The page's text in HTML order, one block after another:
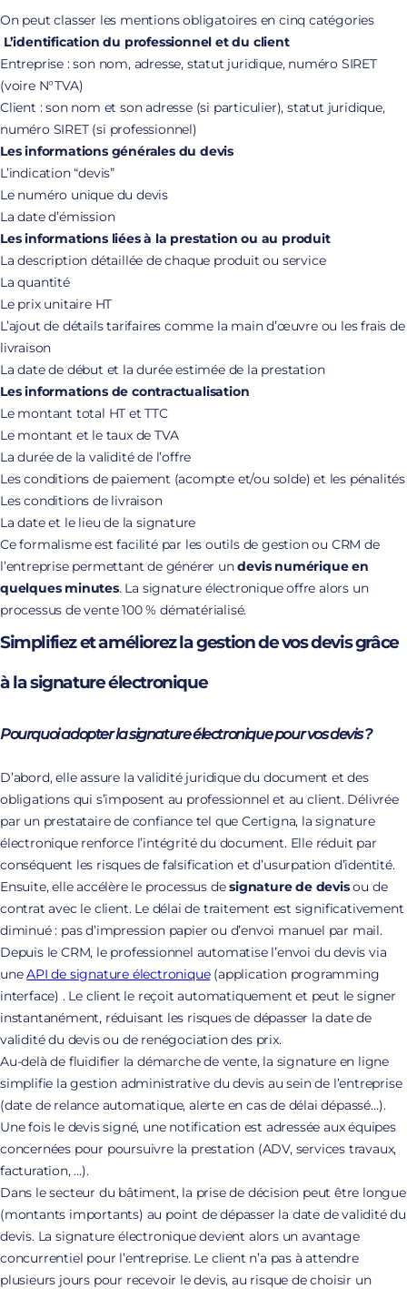
On peut classer les mentions obligatoires en cinq catégories
L’identification du professionnel et du client
Entreprise : son nom, adresse, statut juridique, numéro SIRET
(voire N°TVA)
Client : son nom et son adresse (si particulier), statut juridique,
numéro SIRET (si professionnel)
Les informations générales du devis
L’indication “devis”
Le numéro unique du devis
La date d’émission
Les informations liées à la prestation ou au produit
La description détaillée de chaque produit ou service
La quantité
Le prix unitaire HT
L’ajout de détails tarifaires comme la main d’œuvre ou les frais de
livraison
La date de début et la durée estimée de la prestation
Les informations de contractualisation
Le montant total HT et TTC
Le montant et le taux de TVA
La durée de la validité de l’offre
Les conditions de paiement (acompte et/ou solde) et les pénalités
Les conditions de livraison
La date et le lieu de la signature
Ce formalisme est facilité par les outils de gestion ou CRM de
l’entreprise permettant de générer undevis numérique en
quelques minutes. La signature électronique offre alors un
processus de vente 100 % dématérialisé.
Simplifiez et améliorez la gestion de vos devis grâce
à la signature électronique
Pourquoi adopter la signature électronique pour vos devis ?
D’abord, elle assure la validité juridique du document et des
obligations qui s’imposent au professionnel et au client. Délivrée
par un prestataire de confiance tel que Certigna, la signature
électronique renforce l’intégrité du document. Elle réduit par
conséquent les risques de falsification et d’usurpation d’identité.
Ensuite, elle accélère le processus designature de devisou de
contrat avec le client. Le délai de traitement est significativement
diminué : pas d’impression papier ou d’envoi manuel par mail.
Depuis le CRM, le professionnel automatise l’envoi du devis via
uneAPI de signature électronique(application programming
interface) . Le client le reçoit automatiquement et peut le signer
instantanément, réduisant les risques de dépasser la date de
validité du devis ou de renégociation des prix.
Au-delà de fluidifier la démarche de vente, la signature en ligne
simplifie la gestion administrative du devis au sein de l’entreprise
(date de relance automatique, alerte en cas de délai dépassé…).
Une fois le devis signé, une notification est adressée aux équipes
concernées pour poursuivre la prestation (ADV, services travaux,
facturation, …).
Dans le secteur du bâtiment, la prise de décision peut être longue
(montants importants) au point de dépasser la date de validité du
devis. La signature électronique devient alors un avantage
concurrentiel pour l’entreprise. Le client n’a pas à attendre
plusieurs jours pour recevoir le devis, au risque de choisir un